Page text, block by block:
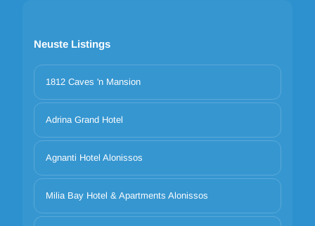
Neuste Listings
1812 Caves 'n Mansion
Adrina Grand Hotel
Agnanti Hotel Alonissos
Milia Bay Hotel & Apartments Alonissos